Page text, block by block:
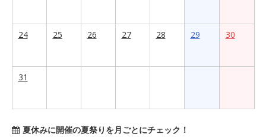
24 25 26 27 28 29 30
31
夏休みに開催の夏祭りを月ごとにチェック！